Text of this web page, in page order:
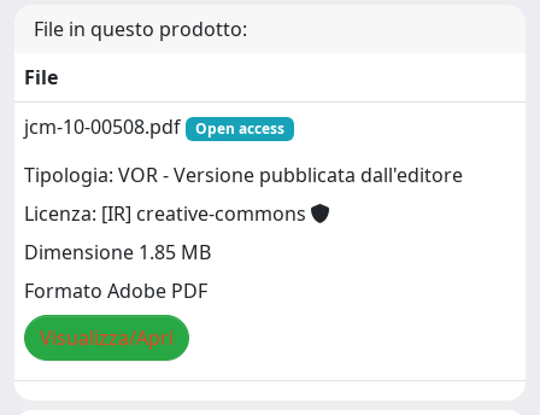
File in questo prodotto:
File
jcm-10-00508.pdf
Open access
Tipologia: VOR - Versione pubblicata dall'editore
Licenza: [IR] creative-commons
Dimensione 1.85 MB
Formato Adobe PDF
Visualizza/Apri